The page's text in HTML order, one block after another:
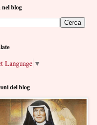
nel blog
Language ▼
del blog